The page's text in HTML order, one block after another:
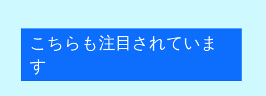
こちらも注目されていま
す